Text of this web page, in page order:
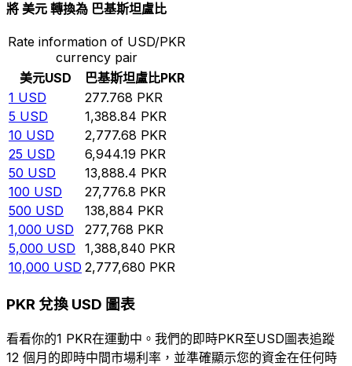
將 美元 轉換為 巴基斯坦盧比
Rate information of USD/PKR
currency pair
美元USD 巴基斯坦盧比PKR
1 USD 277.768 PKR
5 USD 1,388.84 PKR
10 USD 2,777.68 PKR
25 USD 6,944.19 PKR
50 USD 13,888.4 PKR
100 USD 27,776.8 PKR
500 USD 138,884 PKR
1,000 USD 277,768 PKR
5,000 USD 1,388,840 PKR
10,000 USD 2,777,680 PKR
PKR 兌換 USD 圖表
看看你的1 PKR在運動中。我們的即時PKR至USD圖表追蹤
12 個月的即時中間市場利率，並準確顯示您的資金在任何時